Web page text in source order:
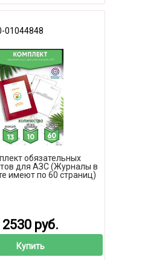
01044848
обязательных
для АЗС (Журналы в
имеют по 60 страниц)
2530 руб.
Купить